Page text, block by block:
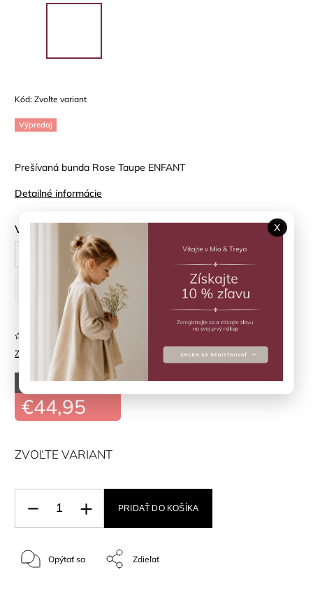
Kód: Zvoľte variant
Výpredaj
Prešívaná bunda Rose Taupe ENFANT
Detailné informácie
Veľkosť
92 cm 104 cm
122 cm
Značka: EN*FANT
Neohodnotené
€89,90
–50 %
€44,95
ZVOĽTE VARIANT
PRIDAŤ DO KOŠÍKA
Opýtať sa Zdieľať
X